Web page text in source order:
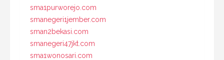
sma1purworejo.com
smanegeri1jember.com
sman2bekasi.com
smanegeri47jkt.com
sma1wonosari.com